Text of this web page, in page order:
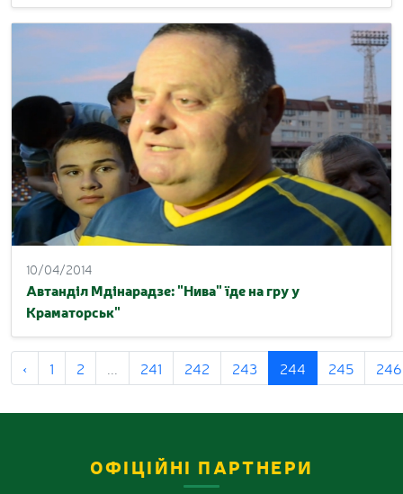
10/04/2014
Автанділ Мдінарадзе: "Нива" їде на гру у
Краматорськ"
‹ 1 2 241 242 243 244 245 246
ОФІЦІЙНІ ПАРТНЕРИ